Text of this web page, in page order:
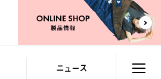
ニュース